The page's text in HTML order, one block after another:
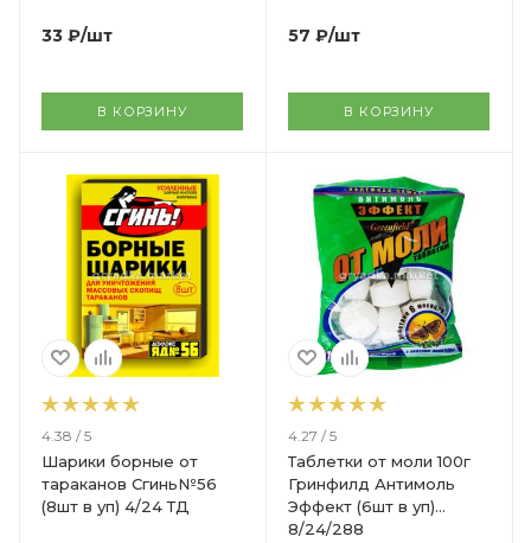
33 ₽/шт
В КОРЗИНУ
57 ₽/шт
В КОРЗИНУ
4.38 / 5
Шарики борные от
тараканов Сгинь№56
(8шт в уп) 4/24 ТД
4.27 / 5
Таблетки от моли 100г
Гринфилд Антимоль
Эффект (6шт в уп)
8/24/288